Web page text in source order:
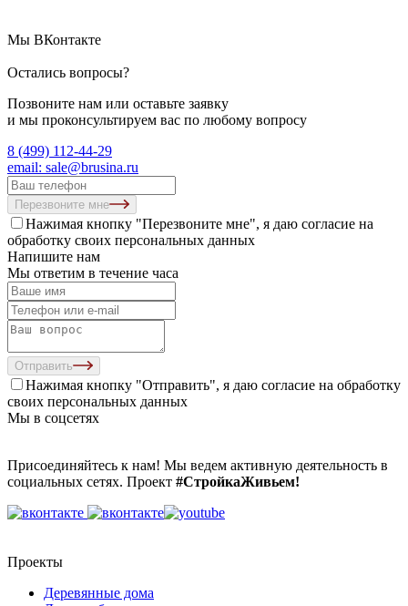
Мы ВКонтакте
Остались вопросы?
Позвоните нам или оставьте заявку
и мы проконсультируем вас по любому вопросу
8 (499) 112-44-29
email: sale@brusina.ru
Перезвоните мне
Нажимая кнопку "Перезвоните мне", я даю согласие на
обработку своих персональных данных
Напишите нам
Мы ответим в течение часа
Отправить
Нажимая кнопку "Отправить", я даю согласие на обработку
своих персональных данных
Мы в соцсетях
Присоединяйтесь к нам! Мы ведем активную деятельность в
социальных сетях. Проект #СтройкаЖивьем!
Проекты
Деревянные дома